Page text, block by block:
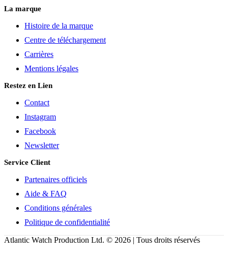
La marque
Histoire de la marque
Centre de téléchargement
Carrières
Mentions légales
Restez en Lien
Contact
Instagram
Facebook
Newsletter
Service Client
Partenaires officiels
Aide & FAQ
Conditions générales
Politique de confidentialité
Atlantic Watch Production Ltd. © 2026 | Tous droits réservés